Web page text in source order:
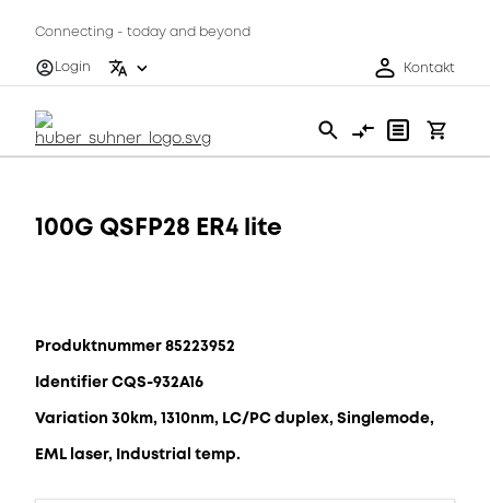
Connecting - today and beyond
Login
Kontakt
100G QSFP28 ER4 lite
Produktnummer 85223952
Identifier CQS-932A16
Variation 30km, 1310nm, LC/PC duplex, Singlemode,
EML laser, Industrial temp.